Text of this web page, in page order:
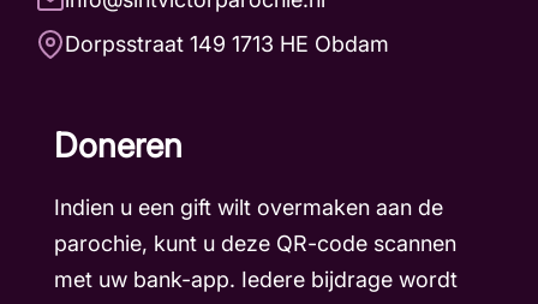
Dorpsstraat 149 1713 HE Obdam
Doneren
Indien u een gift wilt overmaken aan de
parochie, kunt u deze QR-code scannen
met uw bank-app. Iedere bijdrage wordt